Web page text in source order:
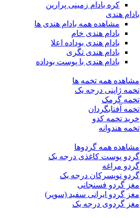
کره بادام زمینی پرارین
بادام هندی
مشاهده همه بادام هندی ها
بادام هندی خام
بادام هندی بوداده اعلا
بادام هندی تگری
بادام هندی با پوست بوداده
مشاهده همه تخمه ها
تخمه ژاپنی درجه یک
تخمه گرمک
تخمه آفتابگردان
خرید تخمه کدو
تخمه هندوانه
مشاهده همه گردوها
گردو پوست کاغذی درجه یک
گردو مراغه
گردو تویسرکان درجه یک
مغز گردو فسنجانی
مغز گردو ایرانی سفید (سوپر)
مغز گردوی درجه یک